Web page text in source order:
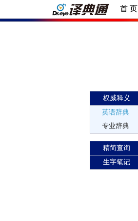
首 页
权威释义
英语辞典
专业辞典
精简查询
生字笔记